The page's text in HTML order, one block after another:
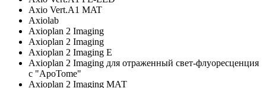
Axio Vert.A1 MAT
Axiolab
Axioplan 2 Imaging
Axioplan 2 Imaging
Axioplan 2 Imaging E
Axioplan 2 Imaging для отраженный свет-флуоресценция
с "ApoTome"
Axioplan 2 Imaging МАТ